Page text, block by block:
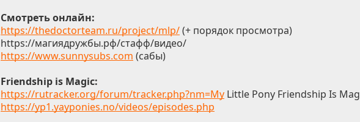
Смотреть онлайн:
https://thedoctorteam.ru/project/mlp/(+ порядок просмотра)
https://магиядружбы.рф/стафф/видео/
https://www.sunnysubs.com (сабы)
Friendship is Magic:
https://rutracker.org/forum/tracker.php?nm=My Little Pony Friendship Is
https://yp1.yayponies.no/videos/episodes.php